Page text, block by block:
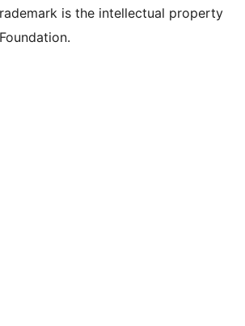
is the intellectual property